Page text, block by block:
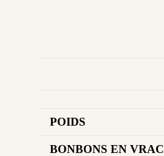
POIDS
BONBONS EN VRAC